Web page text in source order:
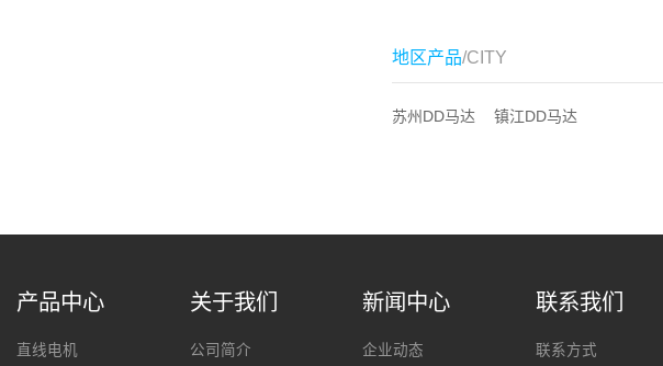
地区产品/CITY
苏州DD马达 镇江DD马达
产品中心
直线电机
关于我们
公司简介
新闻中心
企业动态
联系我们
联系方式